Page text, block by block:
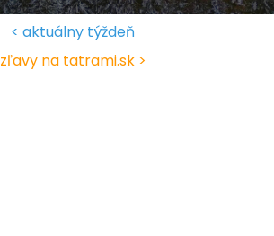
< aktuálny týždeň
zľavy na tatrami.sk >